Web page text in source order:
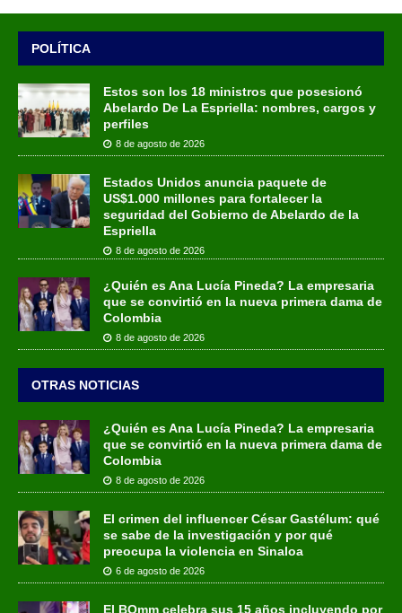
POLÍTICA
Estos son los 18 ministros que posesionó
Abelardo De La Espriella: nombres, cargos y
perfiles
8 de agosto de 2026
Estados Unidos anuncia paquete de
US$1.000 millones para fortalecer la
seguridad del Gobierno de Abelardo de la
Espriella
8 de agosto de 2026
¿Quién es Ana Lucía Pineda? La empresaria
que se convirtió en la nueva primera dama de
Colombia
8 de agosto de 2026
OTRAS NOTICIAS
¿Quién es Ana Lucía Pineda? La empresaria
que se convirtió en la nueva primera dama de
Colombia
8 de agosto de 2026
El crimen del influencer César Gastélum: qué
se sabe de la investigación y por qué
preocupa la violencia en Sinaloa
6 de agosto de 2026
El BOmm celebra sus 15 años incluyendo por